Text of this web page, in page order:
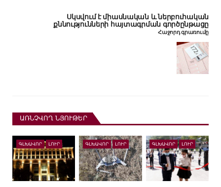
Սկսվում է միասնական և ներբուհական
քննությունների հայտագրման գործընթացը
Հաջորդ գրառումը
ԱՌՆՉՎՈՂ ՆՅՈՒԹԵՐ
ԳԼԽԱՎՈՐ ԼՈՒՐ ԳԼԽԱՎՈՐ ԼՈՒՐ ԳԼԽԱՎՈՐ ԼՈՒՐ